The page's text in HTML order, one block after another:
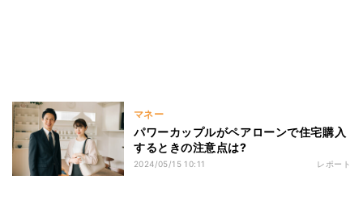
マネー
パワーカップルがペアローンで住宅購入
するときの注意点は?
2024/05/15 10:11 レポート